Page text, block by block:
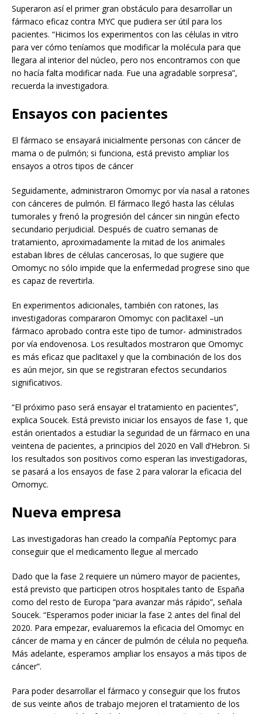
Superaron así el primer gran obstáculo para desarrollar un
fármaco eficaz contra MYC que pudiera ser útil para los
pacientes. “Hicimos los experimentos con las células in vitro
para ver cómo teníamos que modificar la molécula para que
llegara al interior del núcleo, pero nos encontramos con que
no hacía falta modificar nada. Fue una agradable sorpresa”,
recuerda la investigadora.
Ensayos con pacientes
El fármaco se ensayará inicialmente personas con cáncer de
mama o de pulmón; si funciona, está previsto ampliar los
ensayos a otros tipos de cáncer
Seguidamente, administraron Omomyc por vía nasal a ratones
con cánceres de pulmón. El fármaco llegó hasta las células
tumorales y frenó la progresión del cáncer sin ningún efecto
secundario perjudicial. Después de cuatro semanas de
tratamiento, aproximadamente la mitad de los animales
estaban libres de células cancerosas, lo que sugiere que
Omomyc no sólo impide que la enfermedad progrese sino que
es capaz de revertirla.
En experimentos adicionales, también con ratones, las
investigadoras compararon Omomyc con paclitaxel –un
fármaco aprobado contra este tipo de tumor- administrados
por vía endovenosa. Los resultados mostraron que Omomyc
es más eficaz que paclitaxel y que la combinación de los dos
es aún mejor, sin que se registraran efectos secundarios
significativos.
“El próximo paso será ensayar el tratamiento en pacientes”,
explica Soucek. Está previsto iniciar los ensayos de fase 1, que
están orientados a estudiar la seguridad de un fármaco en una
veintena de pacientes, a principios del 2020 en Vall d’Hebron. Si
los resultados son positivos como esperan las investigadoras,
se pasará a los ensayos de fase 2 para valorar la eficacia del
Omomyc.
Nueva empresa
Las investigadoras han creado la compañía Peptomyc para
conseguir que el medicamento llegue al mercado
Dado que la fase 2 requiere un número mayor de pacientes,
está previsto que participen otros hospitales tanto de España
como del resto de Europa “para avanzar más rápido”, señala
Soucek. “Esperamos poder iniciar la fase 2 antes del final del
2020. Para empezar, evaluaremos la eficacia del Omomyc en
cáncer de mama y en cáncer de pulmón de célula no pequeña.
Más adelante, esperamos ampliar los ensayos a más tipos de
cáncer”.
Para poder desarrollar el fármaco y conseguir que los frutos
de sus veinte años de trabajo mejoren el tratamiento de los